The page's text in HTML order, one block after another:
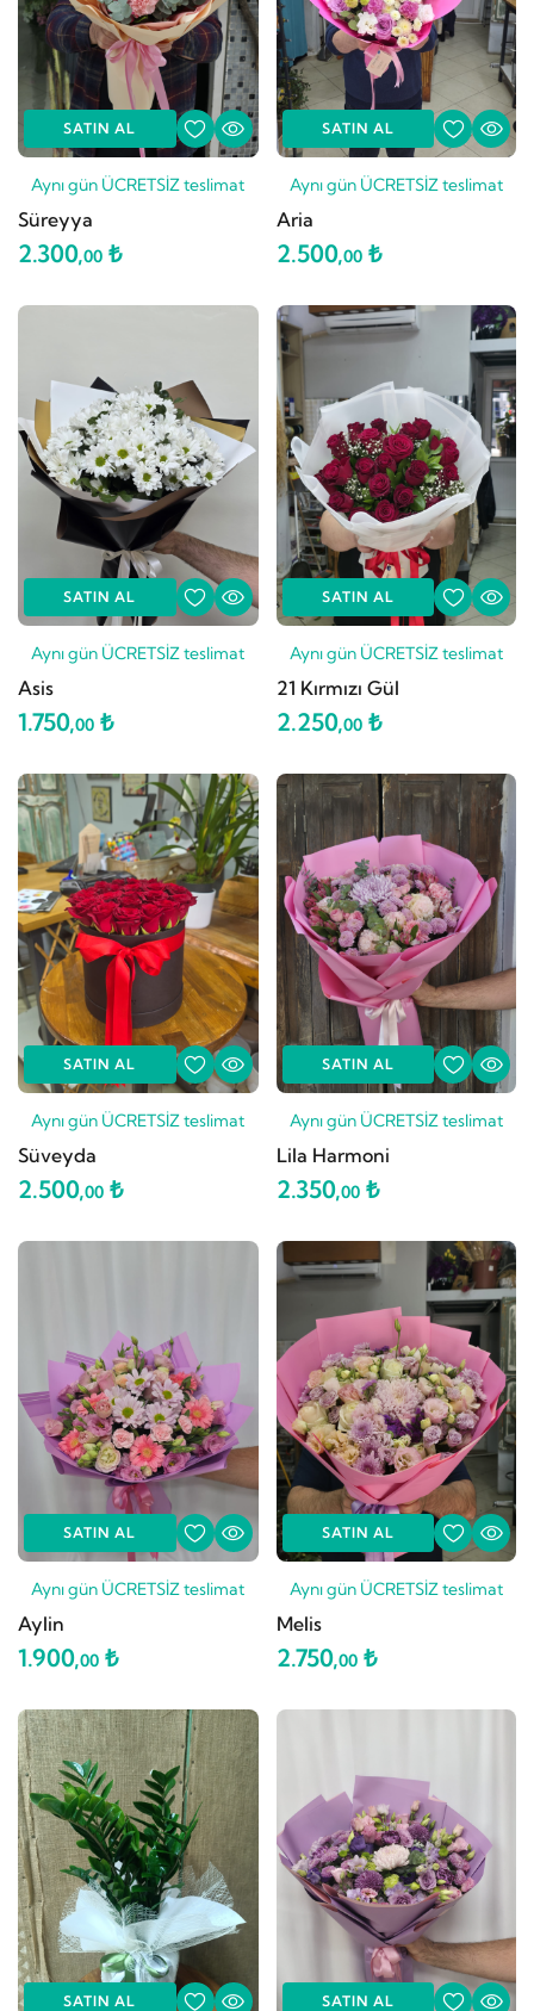
SATIN AL
Aynı gün ÜCRETSİZ teslimat
Süreyya
2.300,00 ₺
SATIN AL
Aynı gün ÜCRETSİZ teslimat
Aria
2.500,00₺
SATIN AL
Aynı gün ÜCRETSİZ teslimat
Asis
1.750,00 ₺
SATIN AL
Aynı gün ÜCRETSİZ teslimat
21 Kırmızı Gül
2.250,00₺
SATIN AL
Aynı gün ÜCRETSİZ teslimat
Süveyda
2.500,00 ₺
SATIN AL
Aynı gün ÜCRETSİZ teslimat
Lila Harmoni
2.350,00₺
SATIN AL
Aynı gün ÜCRETSİZ teslimat
Aylin
1.900,00 ₺
SATIN AL
Aynı gün ÜCRETSİZ teslimat
Melis
2.750,00₺
SATIN AL SATIN AL